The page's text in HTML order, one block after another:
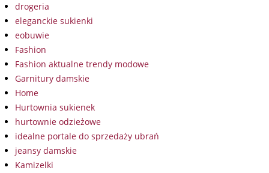
drogeria
eleganckie sukienki
eobuwie
Fashion
Fashion aktualne trendy modowe
Garnitury damskie
Home
Hurtownia sukienek
hurtownie odzieżowe
idealne portale do sprzedaży ubrań
jeansy damskie
Kamizelki